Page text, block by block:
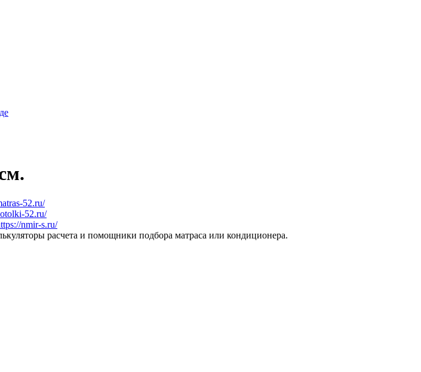
52.ru/
52.ru/
nmir-s.ru/
расчета и помощники подбора матраса или кондиционера.